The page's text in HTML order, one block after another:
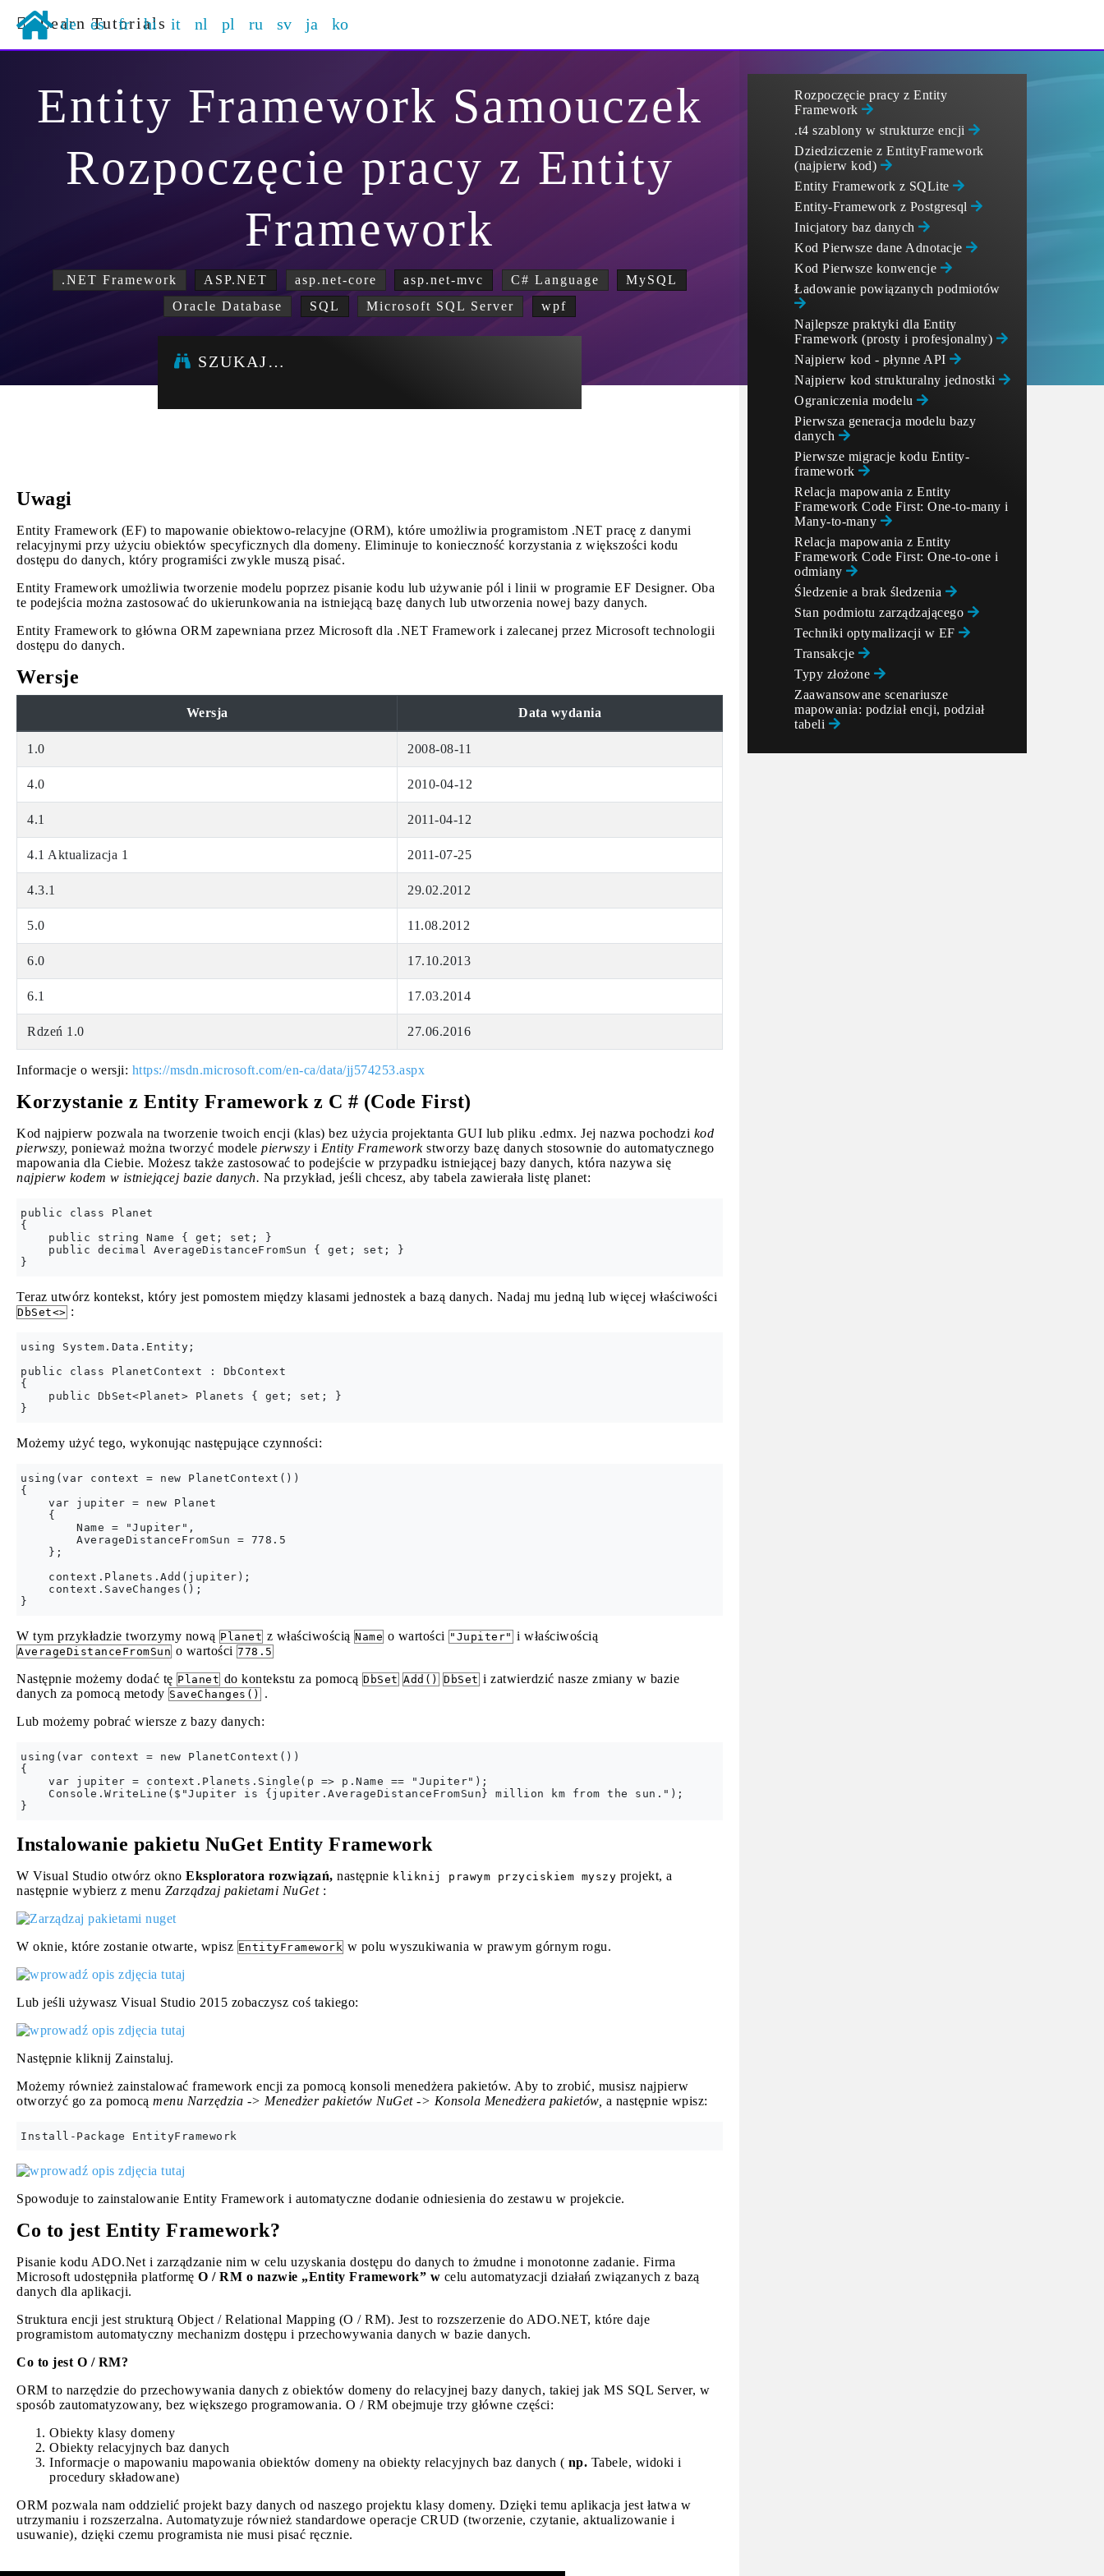
Learn Tutorials
de es fr hi it nl pl ru sv ja ko
Entity Framework Samouczek
Rozpoczęcie pracy z Entity
Framework
.NET Framework ASP.NET asp.net-core asp.net-mvc C# Language
MySQL
Oracle Database
SQL Microsoft SQL Server wpf
SZUKAJ…
Uwagi
Entity Framework (EF) to mapowanie obiektowo-relacyjne (ORM), które umożliwia programistom .NET pracę z danymi
relacyjnymi przy użyciu obiektów specyficznych dla domeny. Eliminuje to konieczność korzystania z większości kodu
dostępu do danych, który programiści zwykle muszą pisać.
Entity Framework umożliwia tworzenie modelu poprzez pisanie kodu lub używanie pól i linii w programie EF Designer. Oba
te podejścia można zastosować do ukierunkowania na istniejącą bazę danych lub utworzenia nowej bazy danych.
Entity Framework to główna ORM zapewniana przez Microsoft dla .NET Framework i zalecanej przez Microsoft technologii
dostępu do danych.
Wersje
Wersja Data wydania
1.0 2008-08-11
4.0 2010-04-12
4.1 2011-04-12
4.1 Aktualizacja 1 2011-07-25
4.3.1 29.02.2012
5.0 11.08.2012
6.0 17.10.2013
6.1 17.03.2014
Rdzeń 1.0 27.06.2016
Informacje o wersji: https://msdn.microsoft.com/en-ca/data/jj574253.aspx
Korzystanie z Entity Framework z C # (Code First)
Kod najpierw pozwala na tworzenie twoich encji (klas) bez użycia projektanta GUI lub pliku .edmx. Jej nazwa pochodzi kod
pierwszy, ponieważ można tworzyć modele pierwszy i Entity Frameworkstworzy bazę danych stosownie do automatycznego
mapowania dla Ciebie. Możesz także zastosować to podejście w przypadku istniejącej bazy danych, która nazywa się
najpierw kodem w istniejącej bazie danych. Na przykład, jeśli chcesz, aby tabela zawierała listę planet:
public class Planet
{
    public string Name { get; set; }
    public decimal AverageDistanceFromSun { get; set; }
Teraz utwórz kontekst, który jest pomostem między klasami jednostek a bazą danych. Nadaj mu jedną lub więcej właściwości
DbSet<> :
using System.Data.Entity;
public class PlanetContext : DbContext
{
    public DbSet<Planet> Planets { get; set; }
Możemy użyć tego, wykonując następujące czynności:
using(var context = new PlanetContext())
{
    var jupiter = new Planet
    {
        Name = "Jupiter",
        AverageDistanceFromSun = 778.5
    };
    context.Planets.Add(jupiter);
    context.SaveChanges();
W tym przykładzie tworzymy nową Planet z właściwością Name o wartości "Jupiter" i właściwością
AverageDistanceFromSun o wartości 778.5
Następnie możemy dodać tę Planet do kontekstu za pomocą DbSet Add() DbSet i zatwierdzić nasze zmiany w bazie
danych za pomocą metody SaveChanges()
.
Lub możemy pobrać wiersze z bazy danych:
using(var context = new PlanetContext())
{
    var jupiter = context.Planets.Single(p => p.Name == "Jupiter");
    Console.WriteLine($"Jupiter is {jupiter.AverageDistanceFromSun} million km from the sun.");
Instalowanie pakietu NuGet Entity Framework
W Visual Studio otwórz okno Eksploratora rozwiązań, następnie kliknij prawym przyciskiem myszy projekt, a
następnie wybierz z menu Zarządzaj pakietami NuGet:
W oknie, które zostanie otwarte, wpisz EntityFramework w polu wyszukiwania w prawym górnym rogu.
Lub jeśli używasz Visual Studio 2015 zobaczysz coś takiego:
Następnie kliknij Zainstaluj.
Możemy również zainstalować framework encji za pomocą konsoli menedżera pakietów. Aby to zrobić, musisz najpierw
otworzyć go za pomocą menu Narzędzia -> Menedżer pakietów NuGet -> Konsola Menedżera pakietów, a następnie wpisz:
Spowoduje to zainstalowanie Entity Framework i automatyczne dodanie odniesienia do zestawu w projekcie.
Co to jest Entity Framework?
Pisanie kodu ADO.Net i zarządzanie nim w celu uzyskania dostępu do danych to żmudne i monotonne zadanie. Firma
Microsoft udostępniła platformę O / RM o nazwie „Entity Framework” w celu automatyzacji działań związanych z bazą
danych dla aplikacji.
Struktura encji jest strukturą Object / Relational Mapping (O / RM). Jest to rozszerzenie do ADO.NET, które daje
programistom automatyczny mechanizm dostępu i przechowywania danych w bazie danych.
Co to jest O / RM?
ORM to narzędzie do przechowywania danych z obiektów domeny do relacyjnej bazy danych, takiej jak MS SQL Server, w
sposób zautomatyzowany, bez większego programowania. O / RM obejmuje trzy główne części:
Obiekty klasy domeny
Obiekty relacyjnych baz danych
Informacje o mapowaniu mapowania obiektów domeny na obiekty relacyjnych baz danych ( np. Tabele, widoki i
procedury składowane)
ORM pozwala nam oddzielić projekt bazy danych od naszego projektu klasy domeny. Dzięki temu aplikacja jest łatwa w
utrzymaniu i rozszerzalna. Automatyzuje również standardowe operacje CRUD (tworzenie, czytanie, aktualizowanie i
usuwanie), dzięki czemu programista nie musi pisać ręcznie.
Rozpoczęcie pracy z Entity
Framework
.t4 szablony w strukturze encji
Dziedziczenie z EntityFramework
(najpierw kod)
Entity Framework z SQLite
Entity-Framework z Postgresql
Inicjatory baz danych
Kod Pierwsze dane Adnotacje
Kod Pierwsze konwencje
Ładowanie powiązanych podmiotów
Najlepsze praktyki dla Entity
Framework (prosty i profesjonalny)
Najpierw kod - płynne API
Najpierw kod strukturalny jednostki
Ograniczenia modelu
Pierwsza generacja modelu bazy
danych
Pierwsze migracje kodu Entity-
framework
Relacja mapowania z Entity
Framework Code First: One-to-many i
Many-to-many
Relacja mapowania z Entity
Framework Code First: One-to-one i
odmiany
Śledzenie a brak śledzenia
Stan podmiotu zarządzającego
Techniki optymalizacji w EF
Transakcje
Typy złożone
Zaawansowane scenariusze
mapowania: podział encji, podział
tabeli